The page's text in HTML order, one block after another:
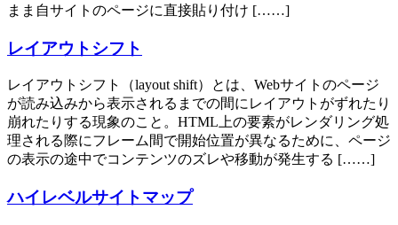
まま自サイトのページに直接貼り付け [……]
レイアウトシフト
レイアウトシフト（layout shift）とは、Webサイトのページ
が読み込みから表示されるまでの間にレイアウトがずれたり
崩れたりする現象のこと。HTML上の要素がレンダリング処
理される際にフレーム間で開始位置が異なるために、ページ
の表示の途中でコンテンツのズレや移動が発生する [……]
ハイレベルサイトマップ